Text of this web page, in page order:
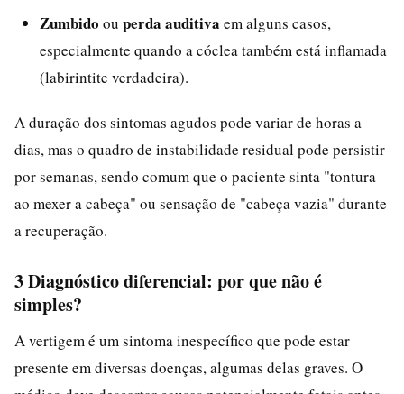
Zumbido ou perda auditiva em alguns casos,
especialmente quando a cóclea também está inflamada
(labirintite verdadeira).
A duração dos sintomas agudos pode variar de horas a
dias, mas o quadro de instabilidade residual pode persistir
por semanas, sendo comum que o paciente sinta "tontura
ao mexer a cabeça" ou sensação de "cabeça vazia" durante
a recuperação.
3 Diagnóstico diferencial: por que não é
simples?
A vertigem é um sintoma inespecífico que pode estar
presente em diversas doenças, algumas delas graves. O